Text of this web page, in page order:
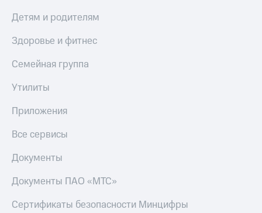
Настройки
номер
Оплата
и
Переводы
с
телефона
на карту
Детям и родителям
Здоровье и фитнес
Семейная группа
Утилиты
Приложения
Все сервисы
Документы
Документы ПАО «МТС»
Сертификаты безопасности Минцифры